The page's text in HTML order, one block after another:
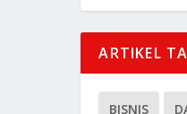
ARTIKEL
BISNIS